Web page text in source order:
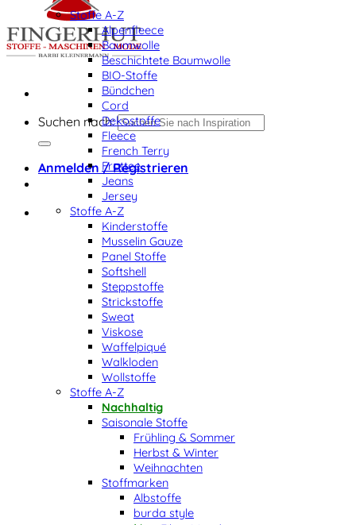
Suchen nach:
Anmelden / Registrieren
Stoffe A-Z
Alpenfleece
Baumwolle
Beschichtete Baumwolle
BIO-Stoffe
Bündchen
Cord
Dekostoffe
Fleece
French Terry
Frottee
Jeans
Jersey
Stoffe A-Z
Kinderstoffe
Musselin Gauze
Panel Stoffe
Softshell
Steppstoffe
Strickstoffe
Sweat
Viskose
Waffelpiqué
Walkloden
Wollstoffe
Stoffe A-Z
Nachhaltig
Saisonale Stoffe
Frühling & Sommer
Herbst & Winter
Weihnachten
Stoffmarken
Albstoffe
burda style